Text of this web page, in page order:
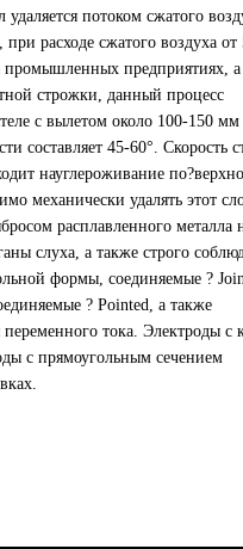
потоком сжатого
расходе сжатого воздуха от
промышленных предприятиях,
строжки, данный процесс
с вылетом около 100-150
составляет 45-60°. Скорость
науглероживание
механически удалять этот
расплавленного металла
слуха, а также строго
формы, соединяемые ?
? Pointed, а также
тока. Электроды с
с прямоугольным сечением